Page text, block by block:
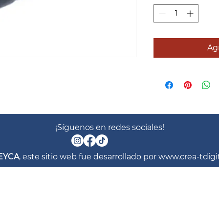
¡Síguenos en redes sociales!
, este sitio web fue desarrollado por www.crea-